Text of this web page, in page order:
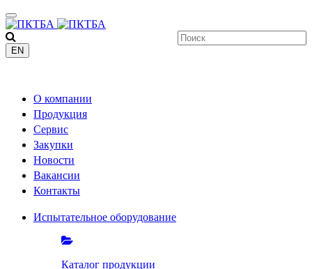
EN
О компании
Продукция
Сервис
Закупки
Новости
Вакансии
Контакты
Испытательное оборудование
Каталог продукции